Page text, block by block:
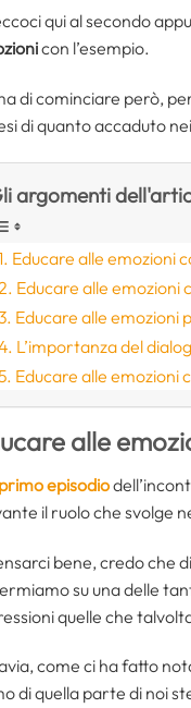
qui al secondo
con l’esempio.
di cominciare però,
di quanto accaduto
argomenti
Educare alle emozioni
Educare alle emozioni
Educare alle emozioni
L’importanza del
Educare alle emozioni
alle
primo episodio
il ruolo che svolge
bene, credo che
su una delle
quelle che
come ci ha fatto
di quella parte di noi